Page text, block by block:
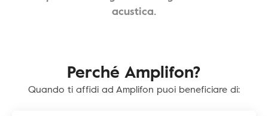
acustica.
Perché Amplifon?
Quando ti affidi ad Amplifon puoi beneficiare di: